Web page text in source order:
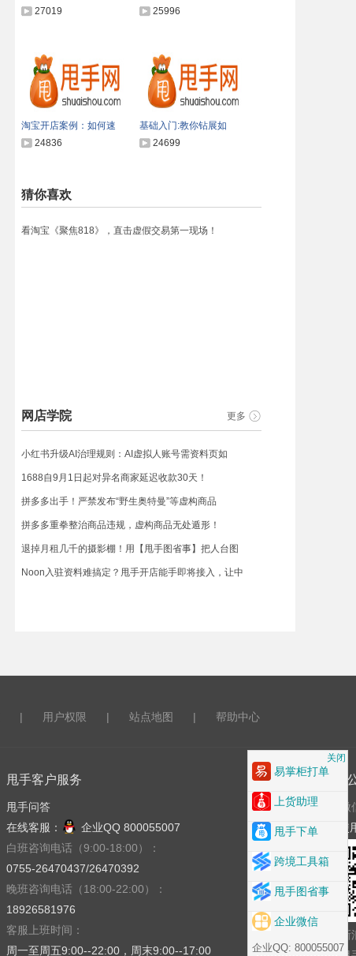
27019
25996
淘宝开店案例：如何速
24836
基础入门:教你钻展如
24699
猜你喜欢
看淘宝《聚焦818》，直击虚假交易第一现场！
更多
网店学院
小红书升级AI治理规则：AI虚拟人账号需资料页如
1688自9月1日起对异名商家延迟收款30天！
拼多多出手！严禁发布“野生奥特曼”等虚构商品
拼多多重拳整治商品违规，虚构商品无处遁形！
退掉月租几千的摄影棚！用【甩手图省事】把人台图
Noon入驻资料难搞定？甩手开店能手即将接入，让中
| 用户权限 | 站点地图 | 帮助中心
甩手客户服务
甩手问答
在线客服：
企业QQ 800055007
白班咨询电话（9:00-18:00）：
0755-26470437/26470392
晚班咨询电话（18:00-22:00）：
18926581976
客服上班时间：
周一至周五9:00--22:00，周末9:00--17:00
关注
关闭
易掌柜打单
上货助理
甩手下单
跨境工具箱
甩手图省事
企业微信
企业QQ: 800055007